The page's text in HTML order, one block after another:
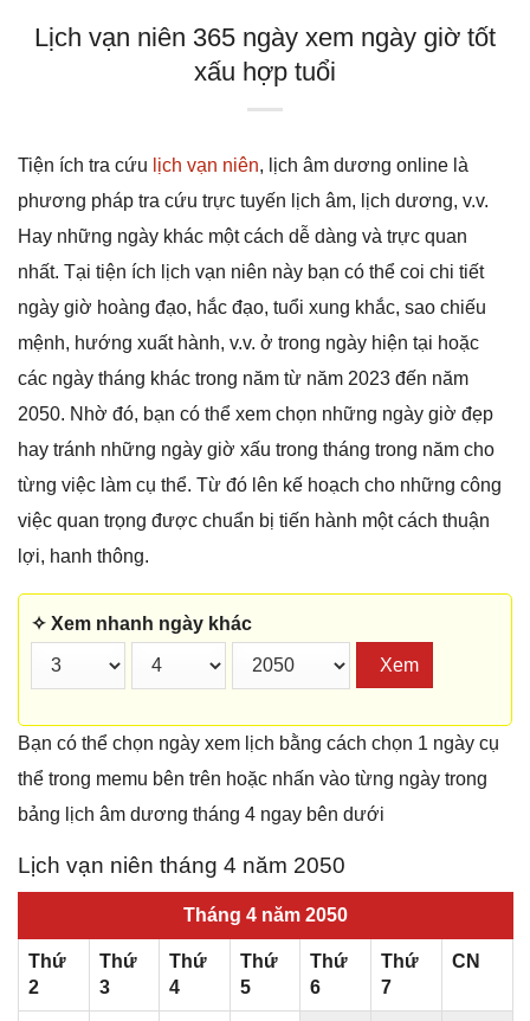
Lịch vạn niên 365 ngày xem ngày giờ tốt
xấu hợp tuổi
Tiện ích tra cứu lịch vạn niên, lịch âm dương online là
phương pháp tra cứu trực tuyến lịch âm, lịch dương, v.v.
Hay những ngày khác một cách dễ dàng và trực quan
nhất. Tại tiện ích lịch vạn niên này bạn có thể coi chi tiết
ngày giờ hoàng đạo, hắc đạo, tuổi xung khắc, sao chiếu
mệnh, hướng xuất hành, v.v. ở trong ngày hiện tại hoặc
các ngày tháng khác trong năm từ năm 2023 đến năm
2050. Nhờ đó, bạn có thể xem chọn những ngày giờ đẹp
hay tránh những ngày giờ xấu trong tháng trong năm cho
từng việc làm cụ thể. Từ đó lên kế hoạch cho những công
việc quan trọng được chuẩn bị tiến hành một cách thuận
lợi, hanh thông.
✧ Xem nhanh ngày khác
Xem
Bạn có thể chọn ngày xem lịch bằng cách chọn 1 ngày cụ
thể trong memu bên trên hoặc nhấn vào từng ngày trong
bảng lịch âm dương tháng 4 ngay bên dưới
Lịch vạn niên tháng 4 năm 2050
Tháng 4 năm 2050
Thứ
2
Thứ
3
Thứ
4
Thứ
5
Thứ
6
Thứ
7
CN